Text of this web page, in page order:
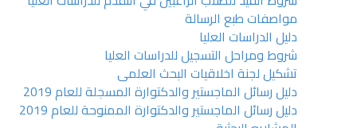
مواصفات طبع الرسالة
دليل الدراسات العليا
شروط ومراحل التسجيل للدراسات العليا
تشكيل لجنة اخلاقيات البحث العلمى
دليل رسائل الماجستير والدكتوارة المسجلة للعام 2019
دليل رسائل الماجستير والدكتوارة الممنوحة للعام 2019